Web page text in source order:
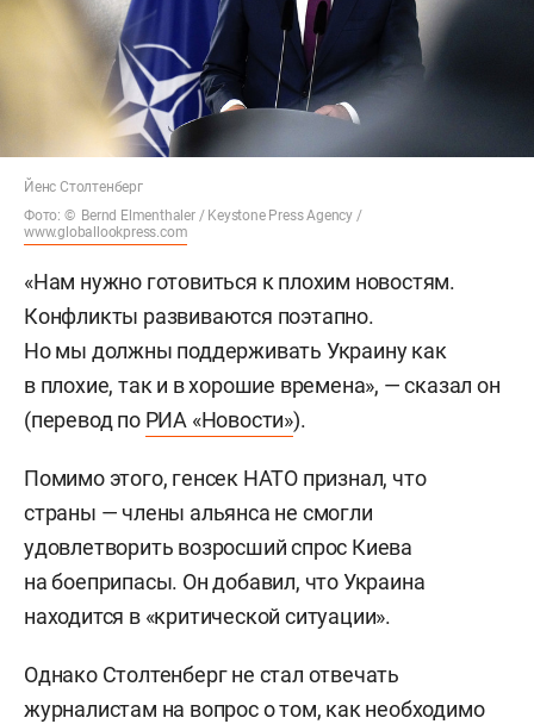
Йенс Столтенберг
Фото: © Bernd Elmenthaler / Keystone Press Agency /
www.globallookpress.com
«Нам нужно готовиться к плохим новостям.
Конфликты развиваются поэтапно.
Но мы должны поддерживать Украину как
в плохие, так и в хорошие времена», — сказал он
(перевод по РИА «Новости»).
Помимо этого, генсек НАТО признал, что
страны — члены альянса не смогли
удовлетворить возросший спрос Киева
на боеприпасы. Он добавил, что Украина
находится в «критической ситуации».
Однако Столтенберг не стал отвечать
журналистам на вопрос о том, как необходимо